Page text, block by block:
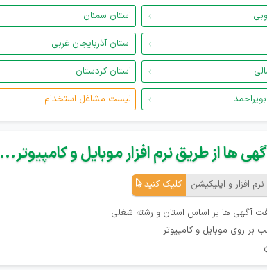
استان سمنان
استان آذربایجان غربی
استان کردستان
لیست مشاغل استخدام
ها از طریق نرم افزار موبایل و کامپیوتر...
افزار و اپلیکیشن کلیک کنید
آگهی ها بر اساس استان و رشته شغلی
بر روی موبایل و کامپیوتر